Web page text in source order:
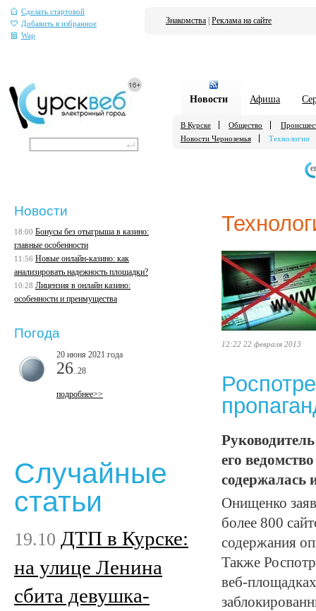
Сделать стартовой
Добавить в избранное
Wap
Знакомства Реклама на сайте
Новости Афиша
В Курске Общество
Новости Черноземья
Технологии
12:22 22 февраля 2013
его
Онищенко
более 800
содержания
Также
веб-
Новости
18:00 Бонусы без отыгрыша в казино:
главные особенности
11:56 Новые онлайн-казино: как
анализировать надежность площадки?
10:28 Лицензия в онлайн казино:
особенности и преимущества
Погода
20 июня 2021 года
26 ..28
подробнее>>
Случайные
статьи
19.10 ДТП в Курске:
на улице Ленина
сбита девушка-